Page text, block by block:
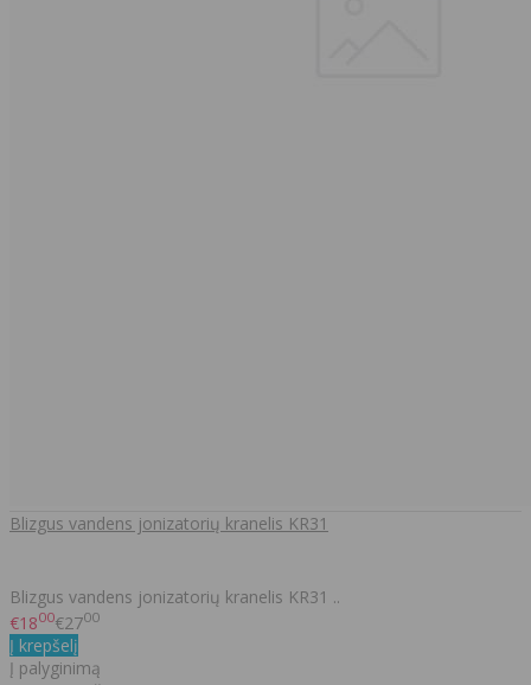
Blizgus vandens jonizatorių kranelis KR31
Blizgus vandens jonizatorių kranelis KR31 ..
€1800€2700
Į krepšelį
Į palyginimą